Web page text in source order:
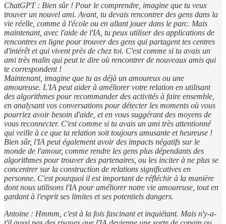
ChatGPT : Bien sûr ! Pour le comprendre, imagine que tu veux
trouver un nouvel ami. Avant, tu devais rencontrer des gens dans la
vie réelle, comme à l'école ou en allant jouer dans le parc. Mais
maintenant, avec l'aide de l'IA, tu peux utiliser des applications de
rencontres en ligne pour trouver des gens qui partagent tes centres
d'intérêt et qui vivent près de chez toi. C'est comme si tu avais un
ami très malin qui peut te dire où rencontrer de nouveaux amis qui
te correspondent !
Maintenant, imagine que tu as déjà un amoureux ou une
amoureuse. L'IA peut aider à améliorer votre relation en utilisant
des algorithmes pour recommander des activités à faire ensemble,
en analysant vos conversations pour détecter les moments où vous
pourriez avoir besoin d'aide, et en vous suggérant des moyens de
vous reconnecter. C'est comme si tu avais un ami très attentionné
qui veille à ce que ta relation soit toujours amusante et heureuse !
Bien sûr, l'IA peut également avoir des impacts négatifs sur le
monde de l'amour, comme rendre les gens plus dépendants des
algorithmes pour trouver des partenaires, ou les inciter à ne plus se
concentrer sur la construction de relations significatives en
personne. C'est pourquoi il est important de réfléchir à la manière
dont nous utilisons l'IA pour améliorer notre vie amoureuse, tout en
gardant à l'esprit ses limites et ses potentiels dangers.
Antoine : Hmmm, c'est à la fois fascinant et inquiétant. Mais n'y-a-